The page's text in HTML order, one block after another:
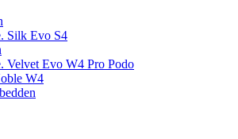
Silk Evo S4
Velvet Evo W4 Pro Podo
W4